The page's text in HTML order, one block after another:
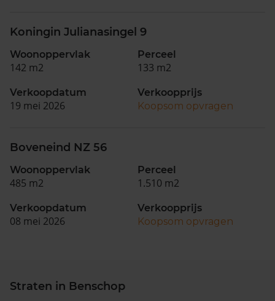
Koningin Julianasingel 9
Woonoppervlak
142 m2
Perceel
133 m2
Verkoopdatum
19 mei 2026
Verkoopprijs
Koopsom opvragen
Boveneind NZ 56
Woonoppervlak
485 m2
Perceel
1.510 m2
Verkoopdatum
08 mei 2026
Verkoopprijs
Koopsom opvragen
Straten in Benschop